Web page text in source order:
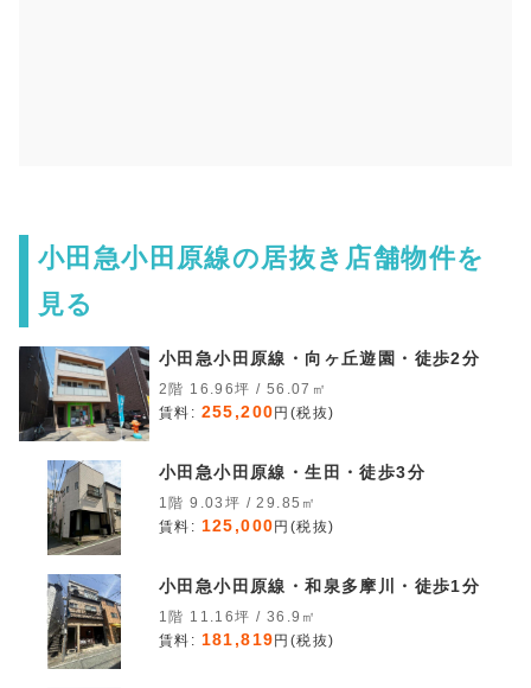
小田急小田原線の居抜き店舗物件を
見る
小田急小田原線・向ヶ丘遊園・徒歩2分
2階 16.96坪 / 56.07㎡
賃料: 255,200 円(税抜)
小田急小田原線・生田・徒歩3分
1階 9.03坪 / 29.85㎡
賃料: 125,000 円(税抜)
小田急小田原線・和泉多摩川・徒歩1分
1階 11.16坪 / 36.9㎡
賃料: 181,819 円(税抜)